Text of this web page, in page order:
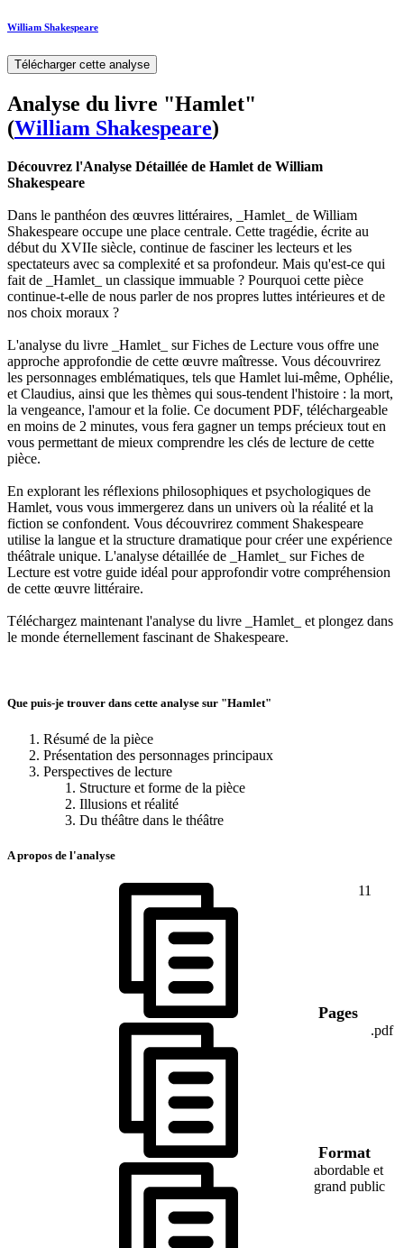
William Shakespeare
Télécharger cette analyse
Analyse du livre "Hamlet"
(William Shakespeare)
Découvrez l'Analyse Détaillée de Hamlet de William
Shakespeare
Dans le panthéon des œuvres littéraires, _Hamlet_ de William
Shakespeare occupe une place centrale. Cette tragédie, écrite au
début du XVIIe siècle, continue de fasciner les lecteurs et les
spectateurs avec sa complexité et sa profondeur. Mais qu'est-ce qui
fait de _Hamlet_ un classique immuable ? Pourquoi cette pièce
continue-t-elle de nous parler de nos propres luttes intérieures et de
nos choix moraux ?
L'analyse du livre _Hamlet_ sur Fiches de Lecture vous offre une
approche approfondie de cette œuvre maîtresse. Vous découvrirez
les personnages emblématiques, tels que Hamlet lui-même, Ophélie,
et Claudius, ainsi que les thèmes qui sous-tendent l'histoire : la mort,
la vengeance, l'amour et la folie. Ce document PDF, téléchargeable
en moins de 2 minutes, vous fera gagner un temps précieux tout en
vous permettant de mieux comprendre les clés de lecture de cette
pièce.
En explorant les réflexions philosophiques et psychologiques de
Hamlet, vous vous immergerez dans un univers où la réalité et la
fiction se confondent. Vous découvrirez comment Shakespeare
utilise la langue et la structure dramatique pour créer une expérience
théâtrale unique. L'analyse détaillée de _Hamlet_ sur Fiches de
Lecture est votre guide idéal pour approfondir votre compréhension
de cette œuvre littéraire.
Téléchargez maintenant l'analyse du livre _Hamlet_ et plongez dans
le monde éternellement fascinant de Shakespeare.
Que puis-je trouver dans cette analyse sur "Hamlet"
Résumé de la pièce
Présentation des personnages principaux
Perspectives de lecture
Structure et forme de la pièce
Illusions et réalité
Du théâtre dans le théâtre
A propos de l'analyse
Pages
11
Format
.pdf
abordable et
grand public